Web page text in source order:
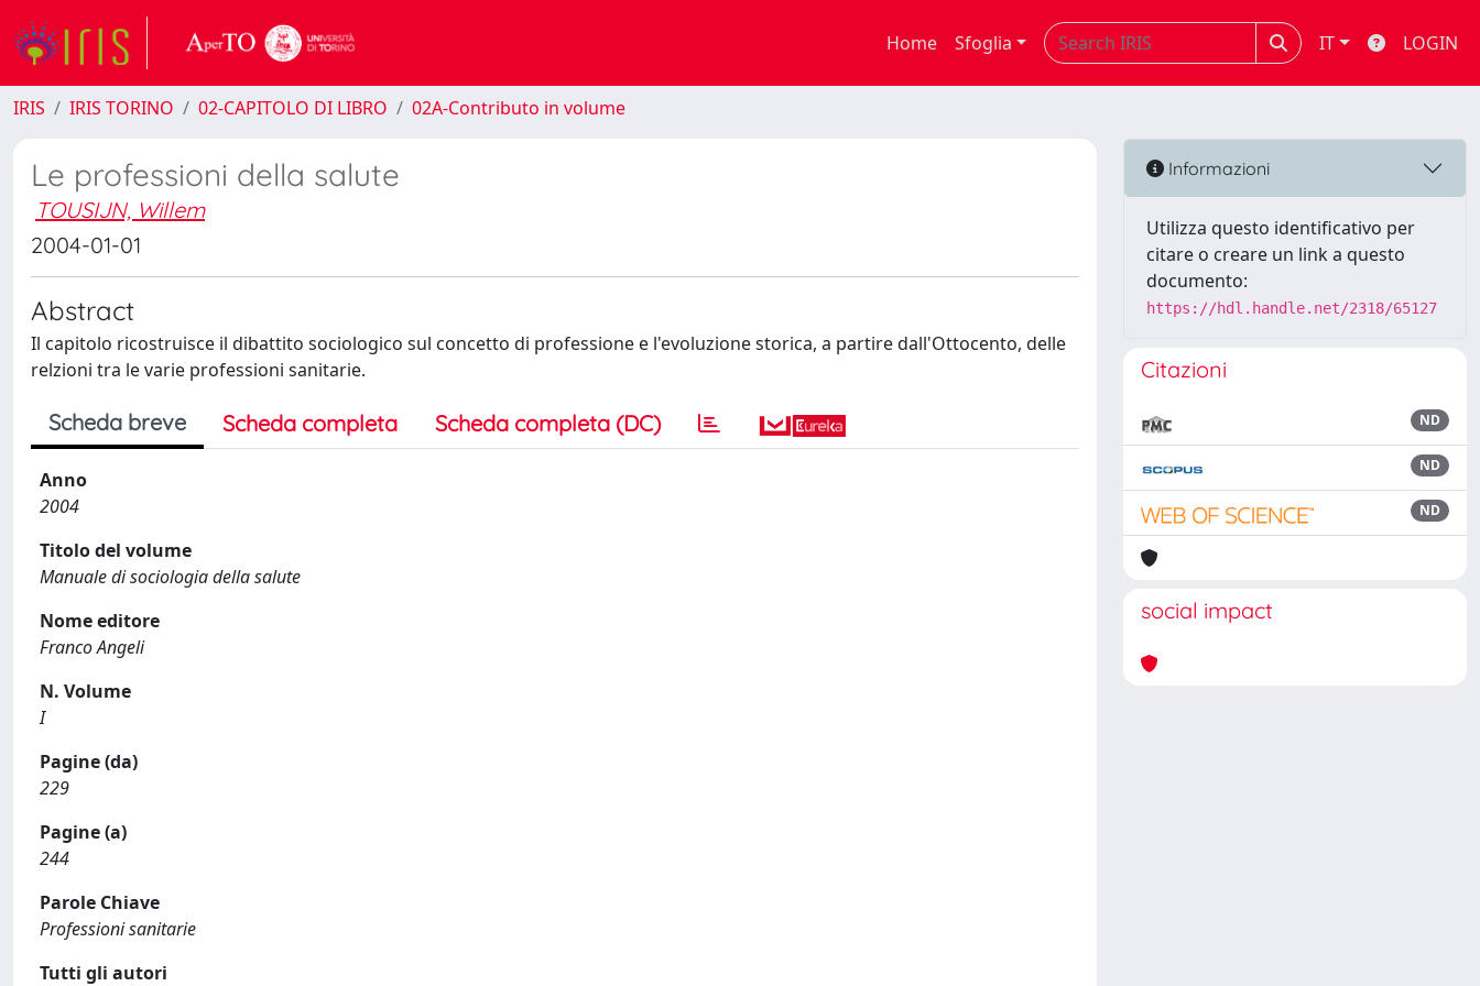
Home Sfoglia IT LOGIN
IRIS IRIS TORINO 02-CAPITOLO DI LIBRO 02A-Contributo in volume
Le professioni della salute
TOUSIJN, Willem
2004-01-01
Abstract
Il capitolo ricostruisce il dibattito sociologico sul concetto di professione e l'evoluzione storica, a partire dall'Ottocento, delle
relzioni tra le varie professioni sanitarie.
Scheda breve Scheda completa Scheda completa (DC)
Anno
2004
Titolo del volume
Manuale di sociologia della salute
Nome editore
Franco Angeli
N. Volume
I
Pagine (da)
229
Pagine (a)
244
Parole Chiave
Professioni sanitarie
Tutti gli autori
Informazioni
Utilizza questo identificativo per
citare o creare un link a questo
documento:
https://hdl.handle.net/2318/65127
Citazioni
ND
ND
ND
social impact